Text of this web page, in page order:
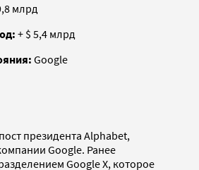
млрд
+ $ 5,4 млрд
Google
президента Alphabet,
Google. Ранее
Google X, которое